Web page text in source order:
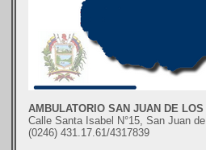
AMBULATORIO SAN JUAN DE LOS
Calle Santa Isabel N°15, San Juan
(0246) 431.17.61/4317839